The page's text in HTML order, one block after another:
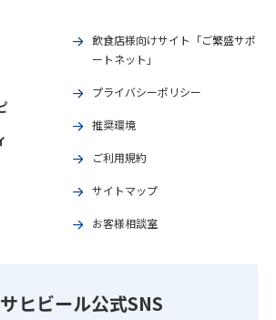
飲食店様向けサイト「ご繁盛サポ
ートネット」
プライバシーポリシー
推奨環境
ご利用規約
サイトマップ
お客様相談室
ヒビール公式SNS